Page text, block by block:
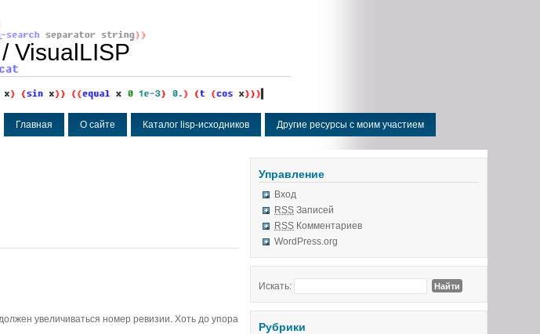
VisualLISP
Главная О сайте Каталог lisp-исходников Другие ресурсы с моим участием
увеличиваться номер ревизии. Хоть до упора
Управление
Вход
RSS Записей
RSS Комментариев
WordPress.org
Искать:
Рубрики